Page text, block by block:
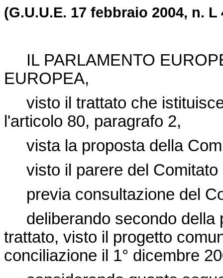
(G.U.U.E. 17 febbraio 2004, n. L
IL PARLAMENTO
EUROPEA,
visto il trattato che
l'articolo 80, paragrafo 2,
vista la proposta della
visto il parere del Comitato
previa consultazione del
deliberando secondo della
trattato, visto il progetto
conciliazione il 1° dicembre